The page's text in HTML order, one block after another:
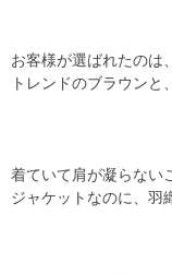
お客様が選ばれたのは、
トレンドのブラウンと
着ていて肩が凝らない
ジャケットなのに、羽